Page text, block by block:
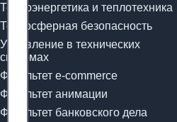
Теплоэнергетика и теплотехника
Техносферная безопасность
Управление в технических
системах
Факультет e-commerce
Факультет анимации
Факультет банковского дела